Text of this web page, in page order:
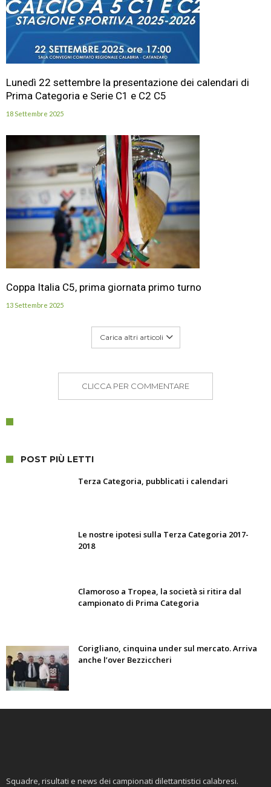
Lunedì 22 settembre la presentazione dei calendari di
Prima Categoria e Serie C1 e C2 C5
18 Settembre 2025
Coppa Italia C5, prima giornata primo turno
13 Settembre 2025
Carica altri articoli
CLICCA PER COMMENTARE
POST PIÙ LETTI
Terza Categoria, pubblicati i calendari
Le nostre ipotesi sulla Terza Categoria 2017-
2018
Clamoroso a Tropea, la società si ritira dal
campionato di Prima Categoria
Corigliano, cinquina under sul mercato. Arriva
anche l’over Bezziccheri
Squadre, risultati e news dei campionati dilettantistici calabresi.